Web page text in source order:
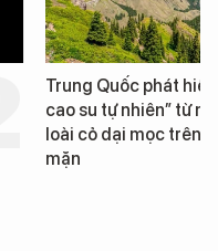
Loạt dự án bất động
Đà Nẵng sắp bị kiểm